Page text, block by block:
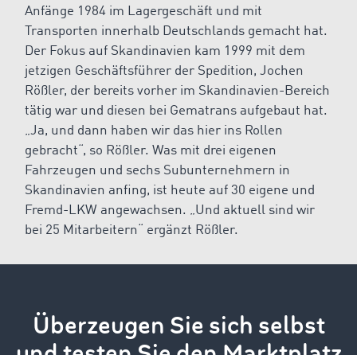
Anfänge 1984 im Lagergeschäft und mit
Transporten innerhalb Deutschlands gemacht hat.
Der Fokus auf Skandinavien kam 1999 mit dem
jetzigen Geschäftsführer der Spedition, Jochen
Rößler, der bereits vorher im Skandinavien-Bereich
tätig war und diesen bei Gematrans aufgebaut hat.
„Ja, und dann haben wir das hier ins Rollen
gebracht“, so Rößler. Was mit drei eigenen
Fahrzeugen und sechs Subunternehmern in
Skandinavien anfing, ist heute auf 30 eigene und
Fremd-LKW angewachsen. „Und aktuell sind wir
bei 25 Mitarbeitern“ ergänzt Rößler.
Überzeugen Sie sich selbst